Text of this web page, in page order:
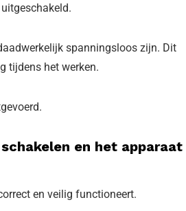
spanningsloos zijn. Dit
tijdens het werken.
en het apparaat
en veilig functioneert.